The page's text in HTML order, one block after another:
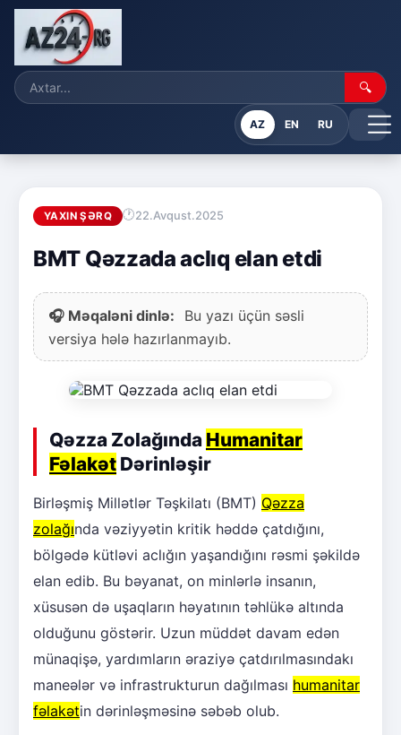
🔍
AZ EN RU
YAXIN ŞƏRQ 22.Avqust.2025
BMT Qəzzada aclıq elan etdi
🎧 Məqaləni dinlə:
Bu yazı üçün səsli
versiya hələ hazırlanmayıb.
Qəzza Zolağında Humanitar
Fəlakət Dərinləşir
Birləşmiş Millətlər Təşkilatı (BMT) Qəzza
zolağında vəziyyətin kritik həddə çatdığını,
bölgədə kütləvi aclığın yaşandığını rəsmi şəkildə
elan edib. Bu bəyanat, on minlərlə insanın,
xüsusən də uşaqların həyatının təhlükə altında
olduğunu göstərir. Uzun müddət davam edən
münaqişə, yardımların əraziyə çatdırılmasındakı
maneələr və infrastrukturun dağılması humanitar
fəlakətin dərinləşməsinə səbəb olub.